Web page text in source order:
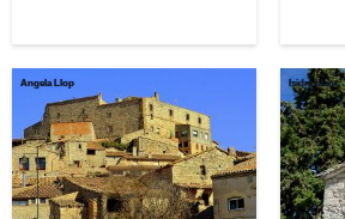
Angela Llop Isidre blanc